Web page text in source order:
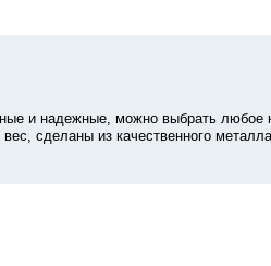
и надежные, можно выбрать любое
сделаны из качественного